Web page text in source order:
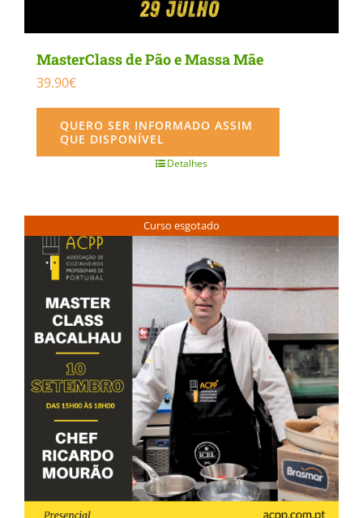
MasterClass de Pão e Massa Mãe
39.90€
QUERO SER INFORMADO ASSIM
QUE DISPONÍVEL
Detalhes
Curso esgotado